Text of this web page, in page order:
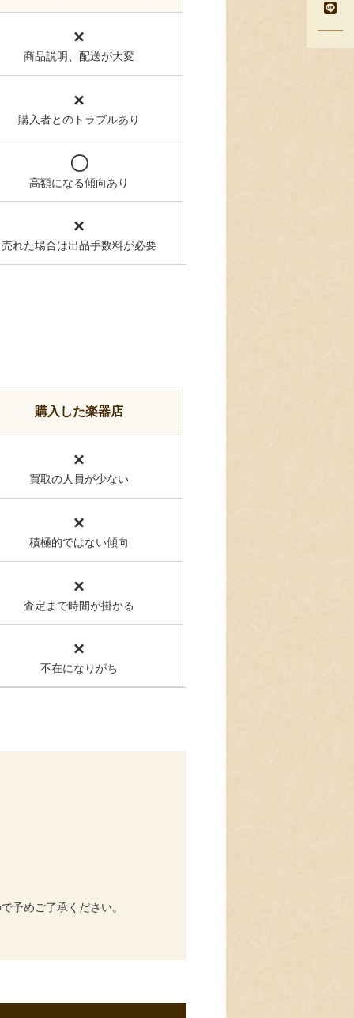
×
商品説明、配送が大変
×
購入者とのトラブルあり
〇
高額になる傾向あり
×
売れた場合は出品手数料が必要
購入した楽器店
×
買取の人員が少ない
×
積極的ではない傾向
×
査定まで時間が掛かる
×
不在になりがち
予めご了承ください。